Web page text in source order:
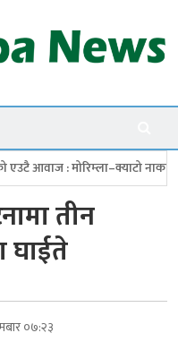
नाका तत्काल खोल चारबुँदे
तीन
घाईते
०७:२३